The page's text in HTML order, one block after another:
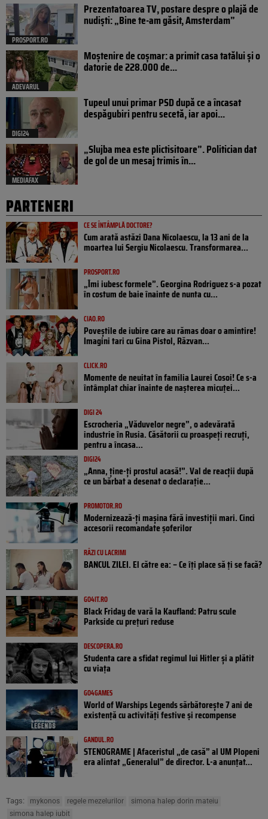
PROSPORT.RO
Prezentatoarea TV, postare despre o plajă de
nudiști: „Bine te-am găsit, Amsterdam”
ADEVARUL
Moștenire de coșmar: a primit casa tatălui și o
datorie de 228.000 de...
DIGI24
Tupeul unui primar PSD după ce a încasat
despăgubiri pentru secetă, iar apoi...
MEDIAFAX
„Slujba mea este plictisitoare”. Politician dat
de gol de un mesaj trimis în...
PARTENERI
CE SE ÎNTÂMPLĂ DOCTORE?
Cum arată astăzi Dana Nicolaescu, la 13 ani de la
moartea lui Sergiu Nicolaescu. Transformarea...
PROSPORT.RO
„Îmi iubesc formele”. Georgina Rodriguez s-a pozat
în costum de baie înainte de nunta cu...
CIAO.RO
Poveştile de iubire care au rămas doar o amintire!
Imagini tari cu Gina Pistol, Răzvan...
CLICK.RO
Momente de neuitat în familia Laurei Cosoi! Ce s-a
întâmplat chiar înainte de nașterea micuței...
DIGI 24
Escrocheria „Văduvelor negre”, o adevărată
industrie în Rusia. Căsătorii cu proaspeți recruți,
pentru a încasa...
DIGI24
„Anna, ţine-ţi prostul acasă!”. Val de reacții după
ce un bărbat a desenat o declarație...
PROMOTOR.RO
Modernizează-ți mașina fără investiții mari. Cinci
accesorii recomandate șoferilor
RÂZI CU LACRIMI
BANCUL ZILEI. El către ea: – Ce îți place să ți se facă?
GO4IT.RO
Black Friday de vară la Kaufland: Patru scule
Parkside cu prețuri reduse
DESCOPERA.RO
Studenta care a sfidat regimul lui Hitler și a plătit
cu viața
GO4GAMES
World of Warships Legends sărbătorește 7 ani de
existență cu activități festive și recompense
GANDUL.RO
STENOGRAME | Afaceristul „de casă” al UM Plopeni
era alintat „Generalul” de director. L-a anunțat...
Tags: mykonos regele mezelurilor
simona halep dorin mateiu
simona halep iubit